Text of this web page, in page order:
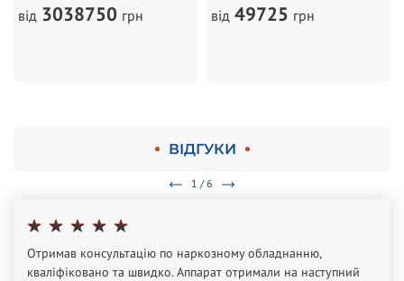
від 3038750 грн від 49725 грн
ВІДГУКИ
1 / 6
Отримав консультацію по наркозному обладнанню,
кваліфіковано та швидко. Аппарат отримали на наступний